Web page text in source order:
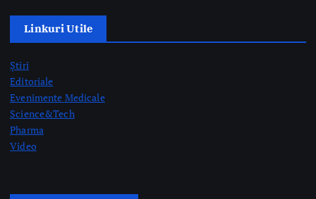
Science&Tech
Pharma
Taguri Evidențiate
gardă